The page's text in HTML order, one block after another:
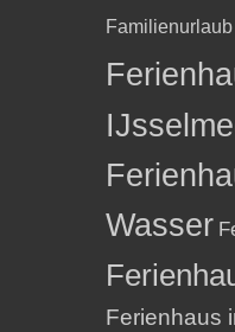
Familienurlaub
Wasser
Ferienhaus